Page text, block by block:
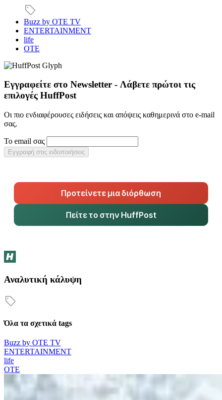
Buzz by OTE TV
ENTERTAINMENT
life
OTE
Εγγραφείτε στο Newsletter - Λάβετε πρώτοι τις
επιλογές HuffPost
Οι πιο ενδιαφέρουσες ειδήσεις και απόψεις καθημερινά στο e-mail
σας.
Το email σας
Εγγραφή στις ειδοποιήσεις
Προτείνετε μια διόρθωση
Πείτε το στην HuffPost
Αναλυτική κάλυψη
Όλα τα σχετικά tags
Buzz by OTE TV
ENTERTAINMENT
life
OTE